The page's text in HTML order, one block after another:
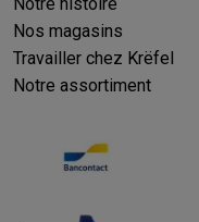
Nos magasins
Travailler chez Krëfel
Notre assortiment